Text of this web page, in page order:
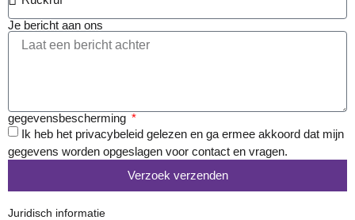
Je bericht aan ons
gegevensbescherming
Ik heb het privacybeleid gelezen en ga ermee akkoord dat mijn
gegevens worden opgeslagen voor contact en vragen.
Verzoek verzenden
Juridisch informatie